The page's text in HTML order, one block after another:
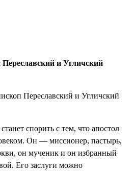
и Угличский
Переславский и Угличский
спорить с тем, что апостол
Он — миссионер, пастырь,
он мученик и он избранный
Его заслуги можно